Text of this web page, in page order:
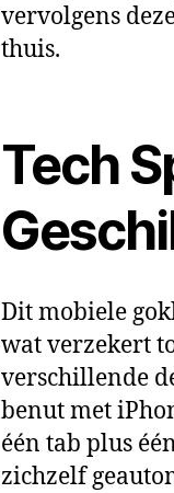
vervolgens
thuis.
Tech
Dit mobiele
wat verzekert
verschillende
benut met
één tab plus
zichzelf